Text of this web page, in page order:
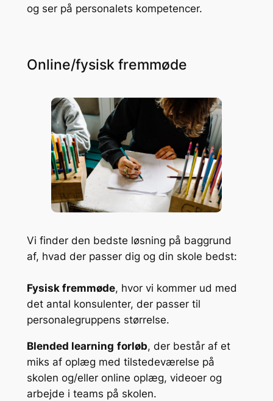
og ser på personalets kompetencer.
Online/fysisk fremmøde
Vi finder den bedste løsning på baggrund
af, hvad der passer dig og din skole bedst:
Fysisk fremmøde, hvor vi kommer ud med
det antal konsulenter, der passer til
personalegruppens størrelse.
Blended learning forløb, der består af et
miks af oplæg med tilstedeværelse på
skolen og/eller online oplæg, videoer og
arbejde i teams på skolen.